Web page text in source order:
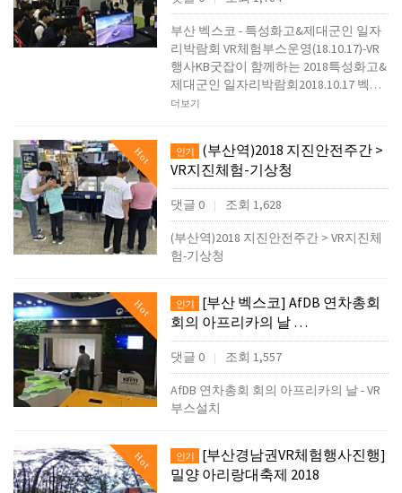
부산 벡스코 - 특성화고&제대군인 일자
리박람회 VR체험부스운영(18.10.17)-VR
행사KB굿잡이 함께하는 2018특성화고&
제대군인 일자리박람회2018.10.17 벡…
더보기
Hot 인기
(부산역)2018 지진안전주간 >
VR지진체험-기상청
댓글 0 조회 1,628
(부산역)2018 지진안전주간 > VR지진체
험-기상청
Hot 인기
[부산 벡스코] AfDB 연차총회
회의 아프리카의 날 …
댓글 0 조회 1,557
AfDB 연차총회 회의 아프리카의 날 - VR
부스설치
Hot 인기
[부산경남권VR체험행사진행]
밀양 아리랑대축제 2018